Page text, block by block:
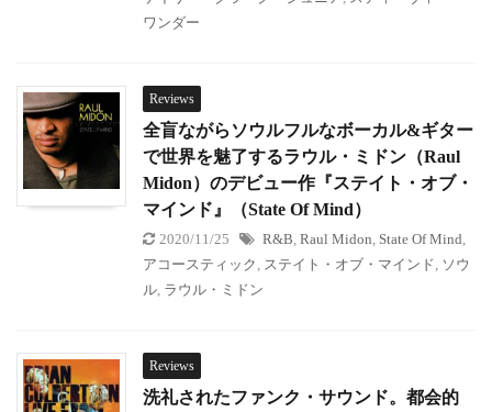
ワンダー
Reviews
全盲ながらソウルフルなボーカル&ギター
で世界を魅了するラウル・ミドン（Raul
Midon）のデビュー作『ステイト・オブ・
マインド』（State Of Mind）
2020/11/25 R&B Raul Midon State Of Mind
アコースティック
ステイト・オブ・マインド ソウ
ル ラウル・ミドン
Reviews
洗礼されたファンク・サウンド。都会的